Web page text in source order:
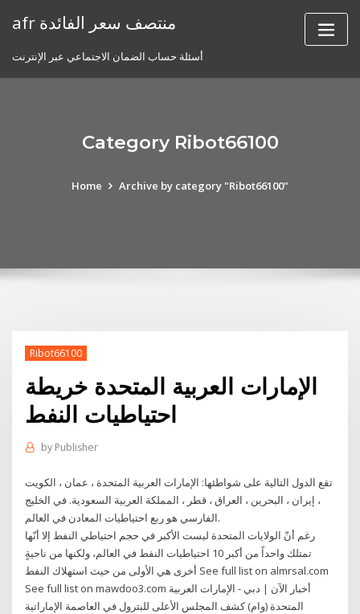
afr منتصف سعر الفائدة
أسئلة حساب الضمان الاجتماعي عبر الإنترنت
Category Ribot66100
Home Archive by category "Ribot66100"
Ribot66100
الإمارات العربية المتحدة خريطة
احتياطيات النفط
by Publisher
تقع الدول التالية على شواطئها: الإمارات العربية المتحدة ، عمان ، الكويت
، إيران ، البحرين ، العراق ، قطر ، المملكة العربية السعودية. في الخليج
الفارسي هو ربع احتياطيات المعادن في العالم.
رغم أنّ الولايات المتحدة ليست الأكبر في حجم احتياطي النفط إلا أنّها
تمتلك واحداً من أكبر 10 احتياطيات النفط في العالم، ولكنها من ناحيةٍ
أخرى هي الأولى من حيث استهلاك النفط See full list on almrsal.com
See full list on mawdoo3.com أخبار الآن | دبي - الإمارات العربية
المتحدة (وام) كشف المجلس الأعلى للبترول في العاصمة الإماراتية